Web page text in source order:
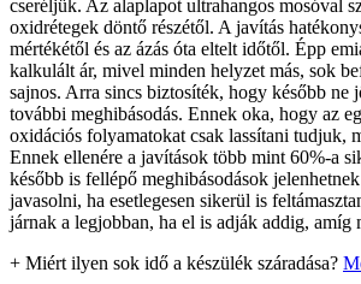
cseréljük. Az alaplapot ultrahangos mosóval
oxidrétegek döntő részétől. A javítás
mértékétől és az ázás óta eltelt időtől. Épp
kalkulált ár, mivel minden helyzet más, sok
sajnos. Arra sincs biztosíték, hogy később ne
további meghibásodás. Ennek oka, hogy az
oxidációs folyamatokat csak lassítani tudjuk,
Ennek ellenére a javítások több mint 60%-a
később is fellépő meghibásodások
javasolni, ha esetlegesen sikerül is
járnak a legjobban, ha el is adják addig, amíg
+ Miért ilyen sok idő a készülék száradása?